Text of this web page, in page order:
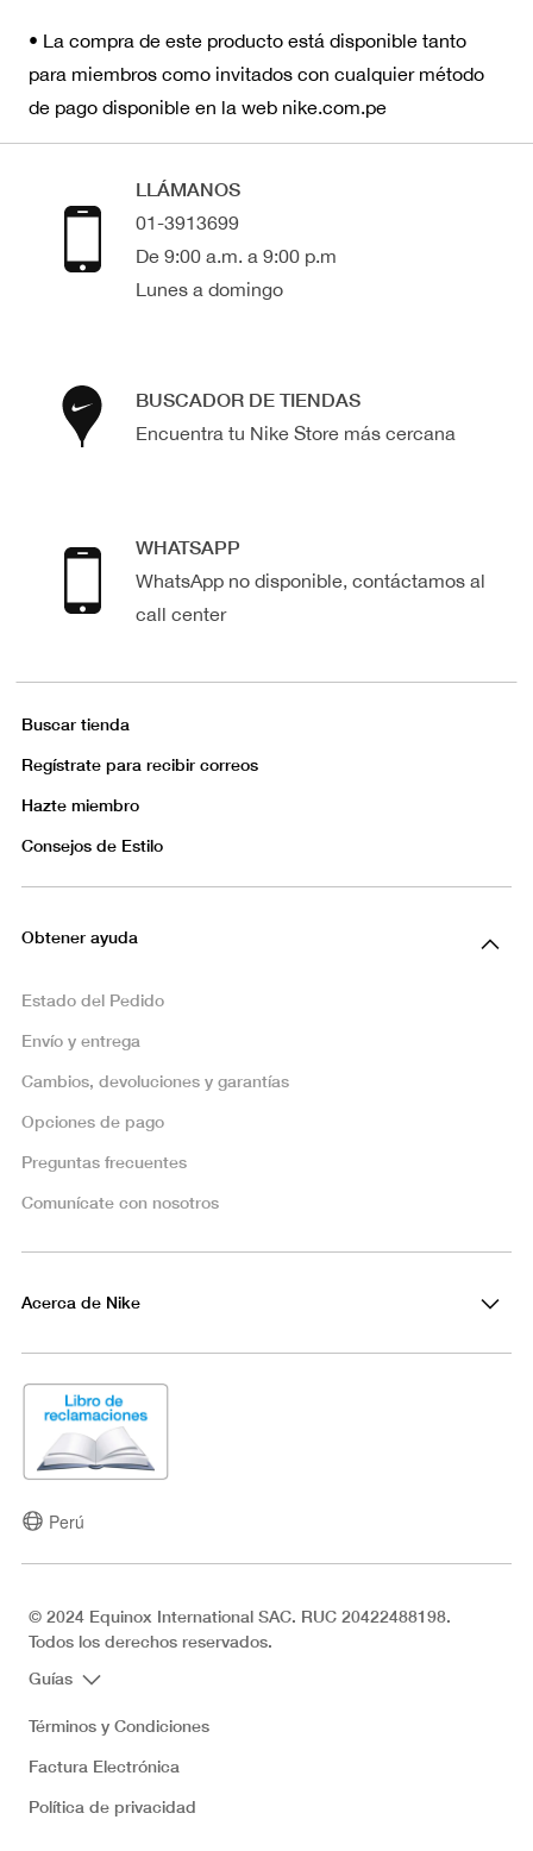
• La compra de este producto está disponible tanto
para miembros como invitados con cualquier método
de pago disponible en la web nike.com.pe
LLÁMANOS
01-3913699
De 9:00 a.m. a 9:00 p.m
Lunes a domingo
BUSCADOR DE TIENDAS
Encuentra tu Nike Store más cercana
WHATSAPP
WhatsApp no disponible, contáctamos al
call center
Buscar tienda
Regístrate para recibir correos
Hazte miembro
Consejos de Estilo
Obtener ayuda
Estado del Pedido
Envío y entrega
Cambios, devoluciones y garantías
Opciones de pago
Preguntas frecuentes
Comunícate con nosotros
Acerca de Nike
Perú
© 2024 Equinox International SAC. RUC 20422488198.
Todos los derechos reservados.
Guías
Términos y Condiciones
Factura Electrónica
Política de privacidad